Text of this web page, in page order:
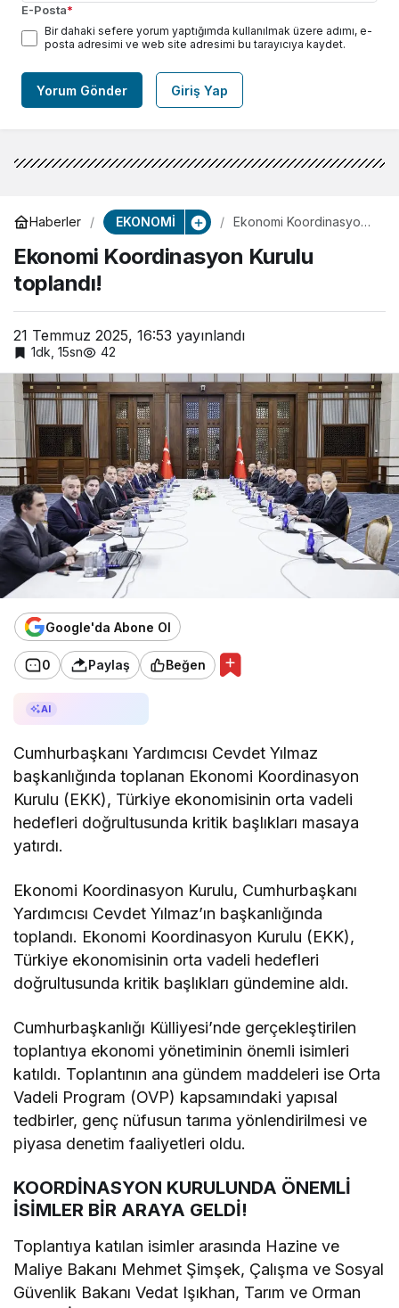
E-Posta*
Bir dahaki sefere yorum yaptığımda kullanılmak üzere adımı, e-
posta adresimi ve web site adresimi bu tarayıcıya kaydet.
Yorum Gönder Giriş Yap
Haberler EKONOMİ
Ekonomi Koordinasyon
Ekonomi Koordinasyon Kurulu
toplandı!
21 Temmuz 2025, 16:53 yayınlandı
1dk, 15sn 42
Google'da Abone Ol
0 Paylaş Beğen
AI
Cumhurbaşkanı Yardımcısı Cevdet Yılmaz
başkanlığında toplanan Ekonomi Koordinasyon
Kurulu (EKK), Türkiye ekonomisinin orta vadeli
hedefleri doğrultusunda kritik başlıkları masaya
yatırdı.
Ekonomi Koordinasyon Kurulu, Cumhurbaşkanı
Yardımcısı Cevdet Yılmaz’ın başkanlığında
toplandı. Ekonomi Koordinasyon Kurulu (EKK),
Türkiye ekonomisinin orta vadeli hedefleri
doğrultusunda kritik başlıkları gündemine aldı.
Cumhurbaşkanlığı Külliyesi’nde gerçekleştirilen
toplantıya ekonomi yönetiminin önemli isimleri
katıldı. Toplantının ana gündem maddeleri ise Orta
Vadeli Program (OVP) kapsamındaki yapısal
tedbirler, genç nüfusun tarıma yönlendirilmesi ve
piyasa denetim faaliyetleri oldu.
KOORDİNASYON KURULUNDA ÖNEMLİ
İSİMLER BİR ARAYA GELDİ!
Toplantıya katılan isimler arasında Hazine ve
Maliye Bakanı Mehmet Şimşek, Çalışma ve Sosyal
Güvenlik Bakanı Vedat Işıkhan, Tarım ve Orman